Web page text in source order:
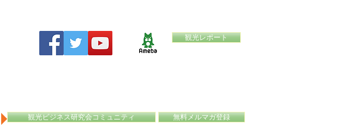
観光レポート
観光ビジネス研究会コミュニティ 無料メルマガ登録